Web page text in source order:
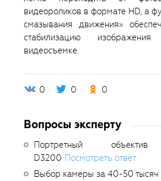
видеороликов в формате HD, а
смазывания движения»
стабилизацию
видеосъемке.
0 0 0
Вопросы эксперту
Портретный
D3200 Посмотреть ответ
Выбор камеры за 40-50 тысяч